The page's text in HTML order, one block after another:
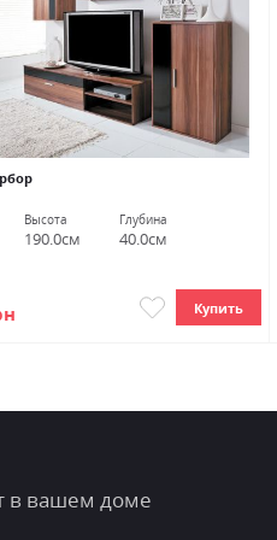
Высота
190.0см
Глубина
40.0см
Купить
в вашем доме